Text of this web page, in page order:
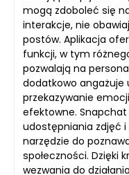
mogą zdoboleć się
interakcje, nie
postów. Aplikacja
funkcji, w tym
pozwalają na
dodatkowo angażuje
przekazywanie
efektowne.
udostępniania zdjęć
narzędzie do
społeczności. Dzięki
wezwania do